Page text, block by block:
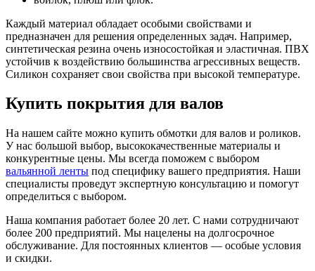
Каждый материал обладает особыми свойствами и
предназначен для решения определенных задач. Например,
синтетическая резина очень износостойкая и эластичная. ПВХ
устойчив к воздействию большинства агрессивных веществ.
Силикон сохраняет свои свойства при высокой температуре.
Купить покрытия для валов
На нашем сайте можно купить обмотки для валов и роликов.
У нас большой выбор, высококачественные материалы и
конкурентные цены. Мы всегда поможем с выбором
вальянной ленты под специфику вашего предприятия. Наши
специалисты проведут экспертную консультацию и помогут
определиться с выбором.
Наша компания работает более 20 лет. С нами сотрудничают
более 200 предприятий. Мы нацелены на долгосрочное
обслуживание. Для постоянных клиентов — особые условия
и скидки.